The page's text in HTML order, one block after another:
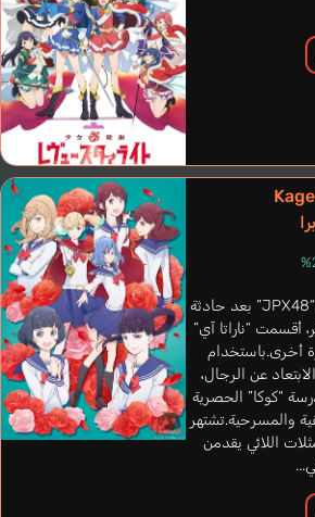
بعد إجبارها على التخرج من “JPX48” بعد حادثة
“ناراتا آي”
أخرى.باستخدام
عن الرجال،
“كوكا” الحصرية
والمسرحية.تشتهر
اللائي يقدمن